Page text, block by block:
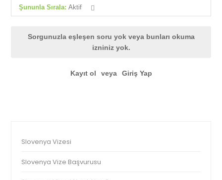
Şununla Sırala:Aktif
Sorgunuzla eşleşen soru yok veya bunları okuma
izniniz yok.
Kayıt ol veya Giriş Yap
Slovenya Vizesi
Slovenya Vize Başvurusu